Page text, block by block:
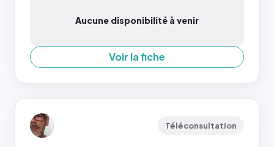
Aucune disponibilité à venir
Voir la fiche
Téléconsultation